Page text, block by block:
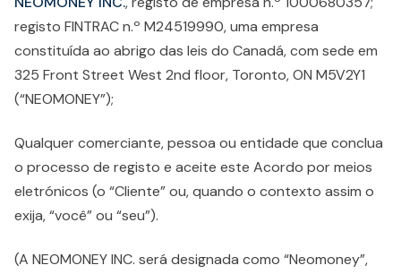
registo FINTRAC n.º M24519990, uma empresa
constituída ao abrigo das leis do Canadá, com sede em
325 Front Street West 2nd floor, Toronto, ON M5V2Y1
(“NEOMONEY”);
Qualquer comerciante, pessoa ou entidade que conclua
o processo de registo e aceite este Acordo por meios
eletrónicos (o “Cliente” ou, quando o contexto assim o
exija, “você” ou “seu”).
(A NEOMONEY INC. será designada como “Neomoney”,